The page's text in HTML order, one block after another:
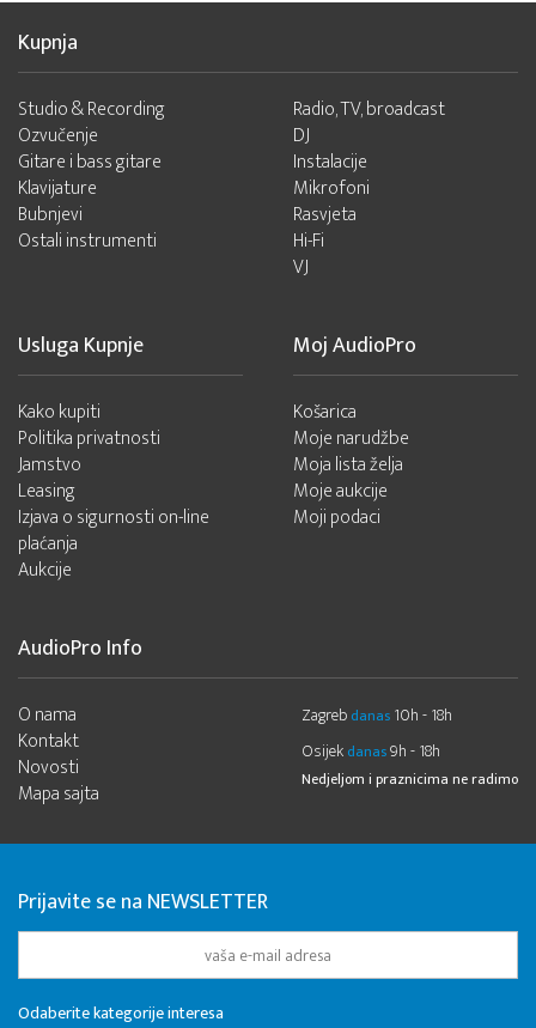
Kupnja
Studio & Recording
Ozvučenje
Gitare i bass gitare
Klavijature
Bubnjevi
Ostali instrumenti
Radio, TV, broadcast
DJ
Instalacije
Mikrofoni
Rasvjeta
Hi-Fi
VJ
Usluga Kupnje
Kako kupiti
Politika privatnosti
Jamstvo
Leasing
Izjava o sigurnosti on-line
plaćanja
Aukcije
Moj AudioPro
Košarica
Moje narudžbe
Moja lista želja
Moje aukcije
Moji podaci
AudioPro Info
O nama
Kontakt
Novosti
Mapa sajta
Zagreb danas 10h - 18h
Osijek danas9h - 18h
Nedjeljom i praznicima ne radimo
Prijavite se na NEWSLETTER
Odaberite kategorije interesa